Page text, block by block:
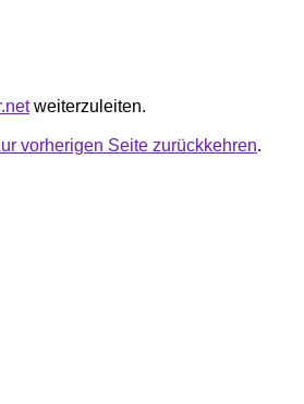
weiterzuleiten.
vorherigen Seite zurückkehren.